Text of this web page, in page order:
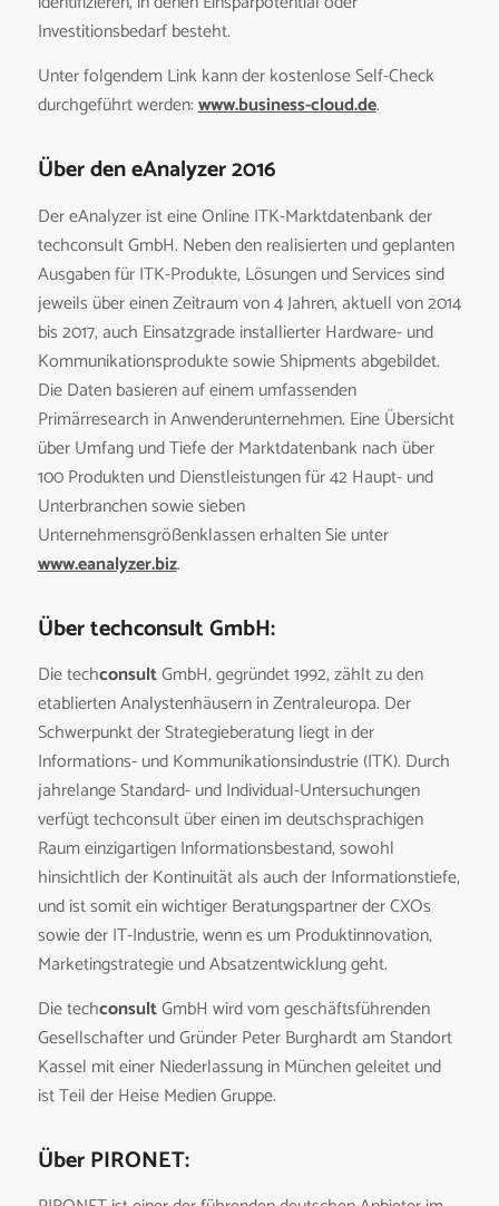
Investitionsbedarf besteht.
Unter folgendem Link kann der kostenlose Self-Check
durchgeführt werden:www.business-cloud.de.
Über den eAnalyzer 2016
Der eAnalyzer ist eine Online ITK-Marktdatenbank der
techconsult GmbH. Neben den realisierten und geplanten
Ausgaben für ITK-Produkte, Lösungen und Services sind
jeweils über einen Zeitraum von 4 Jahren, aktuell von 2014
bis 2017, auch Einsatzgrade installierter Hardware- und
Kommunikationsprodukte sowie Shipments abgebildet.
Die Daten basieren auf einem umfassenden
Primärresearch in Anwenderunternehmen. Eine Übersicht
über Umfang und Tiefe der Marktdatenbank nach über
100 Produkten und Dienstleistungen für 42 Haupt- und
Unterbranchen sowie sieben
Unternehmensgrößenklassen erhalten Sie unter
www.eanalyzer.biz.
Über techconsult GmbH:
Die techconsultGmbH, gegründet 1992, zählt zu den
etablierten Analystenhäusern in Zentraleuropa. Der
Schwerpunkt der Strategieberatung liegt in der
Informations- und Kommunikationsindustrie (ITK). Durch
jahrelange Standard- und Individual-Untersuchungen
verfügt techconsult über einen im deutschsprachigen
Raum einzigartigen Informationsbestand, sowohl
hinsichtlich der Kontinuität als auch der Informationstiefe,
und ist somit ein wichtiger Beratungspartner der CXOs
sowie der IT-Industrie, wenn es um Produktinnovation,
Marketingstrategie und Absatzentwicklung geht.
Die techconsultGmbH wird vom geschäftsführenden
Gesellschafter und Gründer Peter Burghardt am Standort
Kassel mit einer Niederlassung in München geleitet und
ist Teil der Heise Medien Gruppe.
Über PIRONET: